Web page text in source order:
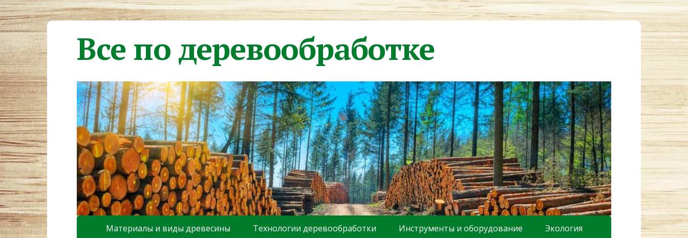
Все по деревообработке
Материалы и виды древесины Технологии деревообработки Инструменты и оборудование Экология